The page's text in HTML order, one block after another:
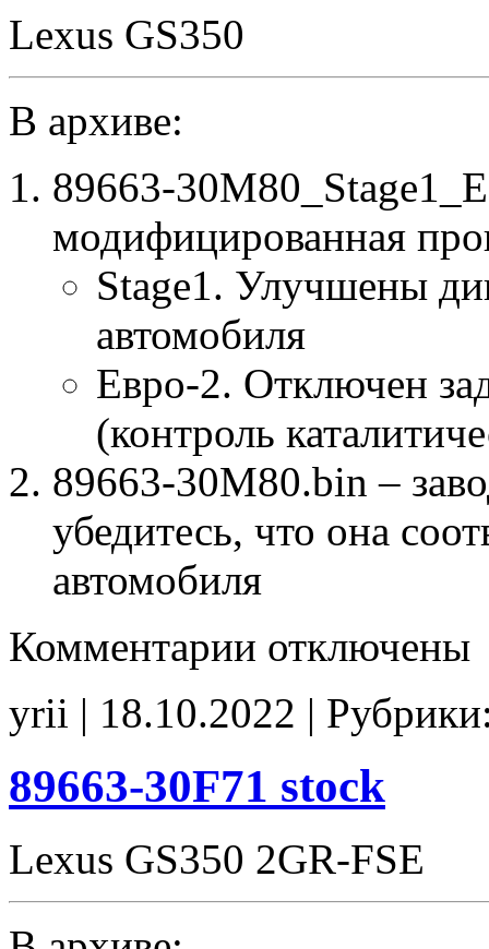
Lexus GS350
В архиве:
89663-
модифицированная
Stage1. Улучшены
автомобиля
Евро-2. Отключен
(контроль
89663-30M80.bin –
убедитесь, что она
автомобиля
Комментарии записи
Stage1
E2
отключены
yrii | 18.10.2022 |
89663-30F71 stock
Lexus GS350 2GR-FSE